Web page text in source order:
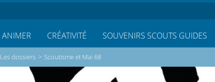
ANIMER CRÉATIVITÉ SOUVENIRS SCOUTS GUIDES
Les dossiers > Scoutisme et Mai 68